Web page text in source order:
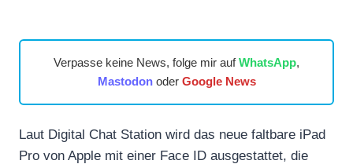
Verpasse keine News, folge mir aufWhatsApp,
Mastodonoder Google News
Laut Digital Chat Station wird das neue faltbare iPad
Pro von Apple mit einer Face ID ausgestattet, die